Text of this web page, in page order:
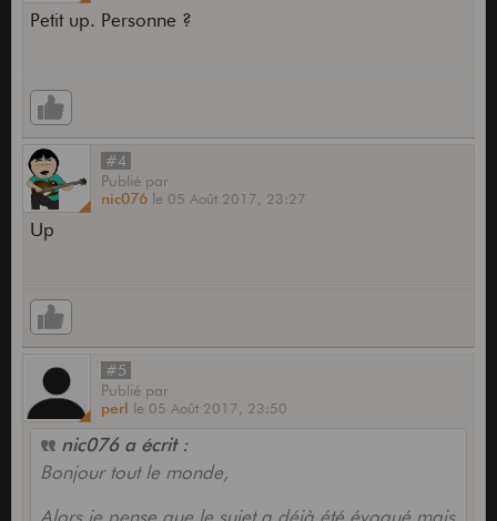
Petit up. Personne ?
#4
Publié par
nic076 le 05 Août 2017, 23:27
Up
#5
Publié par
perl le 05 Août 2017, 23:50
nic076 a écrit :
Bonjour tout le monde,